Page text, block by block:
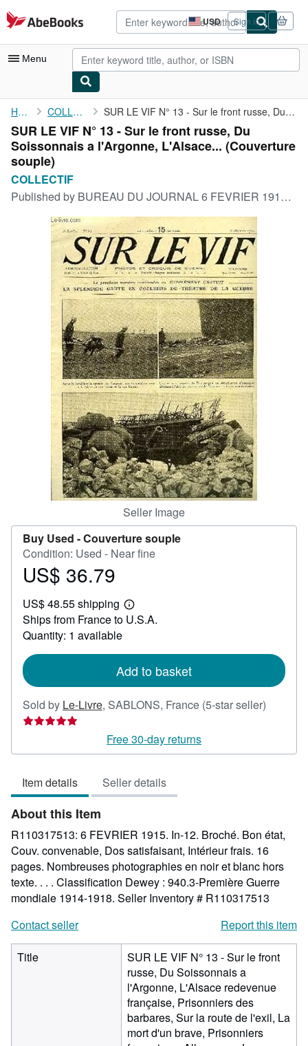
Skip to main content
AbeBooks.com USD
Site
shopping
preferences
Sign in
Menu
My Account
My Purchases
Advanced Search
Browse Collections
Art & Collectibles
Start Selling
CLOSE
Home COLLECTIF SUR LE VIF N° 13 - Sur le front russe, Du Soissonnais a ...
SUR LE VIF N° 13 - Sur le front russe, Du
Soissonnais a l'Argonne, L'Alsace... (Couverture
souple)
COLLECTIF
Published by BUREAU DU JOURNAL 6 FEVRIER 1915, 1915
Seller Image
Buy Used -Couverture souple
Condition: Used - Near fine
Price
36.79
US$ 36.79
US$ 48.55 shipping
Learn
more
Ships from France to U.S.A.
Quantity: 1 available
Add to basket
Sold by Le-Livre, SABLONS, France (5-star seller)
out
Free 30-day returns
Item details Seller details
About this Item
R110317513: 6 FEVRIER 1915. In-12. Broché. Bon état,
Couv. convenable, Dos satisfaisant, Intérieur frais. 16
pages. Nombreuses photographies en noir et blanc hors
texte. . . . Classification Dewey : 940.3-Première Guerre
mondiale 1914-1918. Seller Inventory # R110317513
Contact seller
Report this item
Title
SUR LE VIF N° 13 - Sur le front
russe, Du Soissonnais a
l'Argonne, L'Alsace redevenue
française, Prisonniers des
barbares, Sur la route de l'exil, La
mort d'un brave, Prisonniers